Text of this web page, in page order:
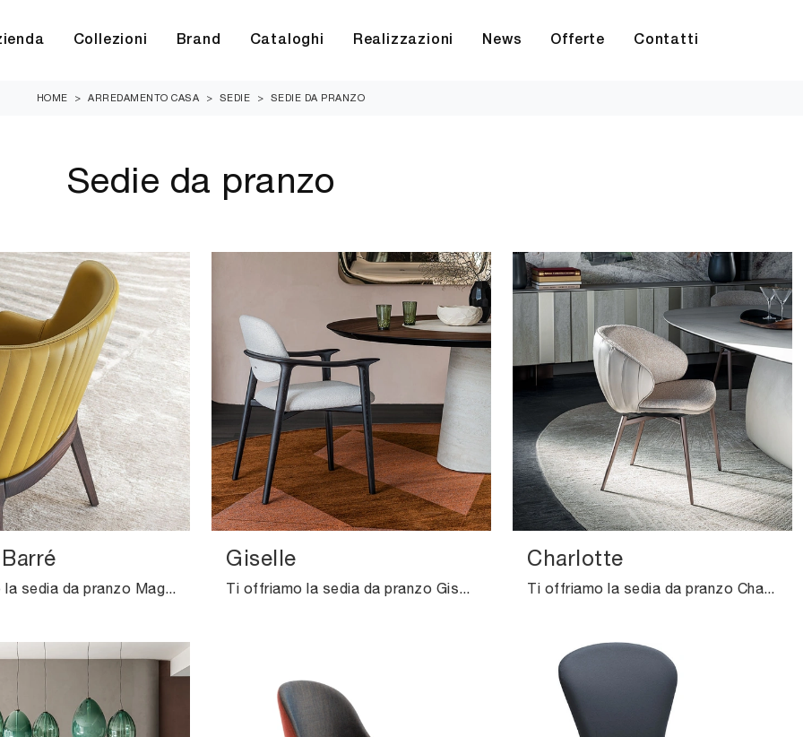
Collezioni Brand Cataloghi Realizzazioni News Offerte Contatti
HOME > ARREDAMENTO CASA > SEDIE > SEDIE DA PRANZO
Sedie da pranzo
Ti offriamo la sedia da pranzo Magda Barré per atmosfere moderne, tra le più belle Sedie fisse di Cattelan Italia.
Giselle
Ti offriamo la sedia da pranzo Giselle per ambientazioni moderne, tra le più esclusive Sedie fisse di Cattelan Italia.
Charlotte
Ti offriamo la sedia da pranzo Charlotte per atmosfere design, tra le più belle Sedie fisse di Cattelan Italia.